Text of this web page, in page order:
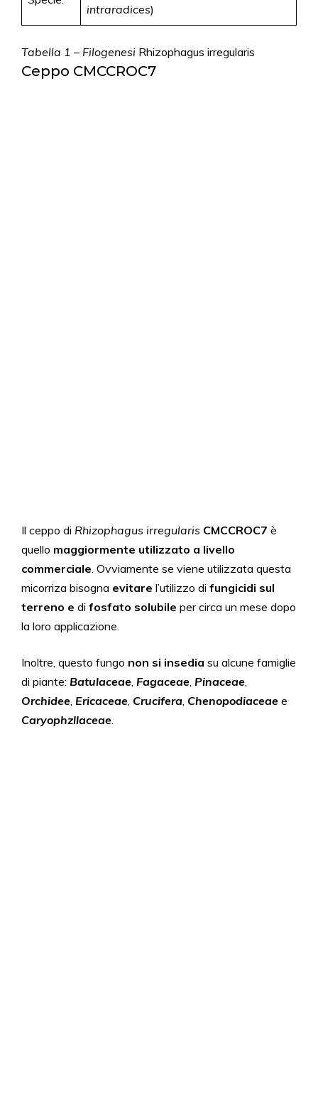
intraradices)
Tabella 1 – Filogenesi Rhizophagus irregularis
Ceppo CMCCROC7
Il ceppo di Rhizophagus irregularis CMCCROC7 è
quello maggiormente utilizzato a livello
commerciale. Ovviamente se viene utilizzata questa
micorriza bisogna evitare l’utilizzo di fungicidi sul
terreno e di fosfato solubile per circa un mese dopo
la loro applicazione.
Inoltre, questo fungo non si insedia su alcune famiglie
di piante: Batulaceae, Fagaceae, Pinaceae,
Orchidee, Ericaceae, Crucifera, Chenopodiaceae e
Caryophzllaceae.